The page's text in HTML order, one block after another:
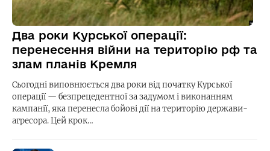
Два роки Курської операції:
перенесення війни на територію рф та
злам планів Кремля
Сьогодні виповнюється два роки від початку Курської
операції — безпрецедентної за задумом і виконанням
кампанії, яка перенесла бойові дії на територію держави-
агресора. Цей крок…